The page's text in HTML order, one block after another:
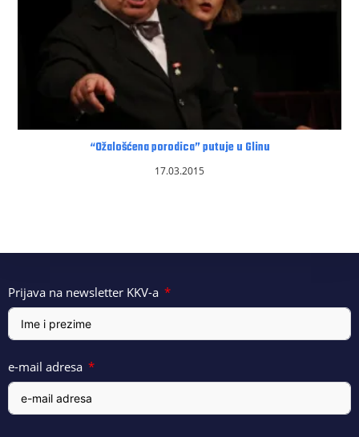
“Ožalošćena porodica” putuje u Glinu
17.03.2015
Prijava na newsletter KKV-a
e-mail adresa